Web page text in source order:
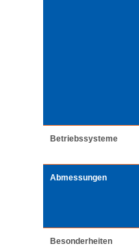
Betriebssysteme
Abmessungen
Besonderheiten